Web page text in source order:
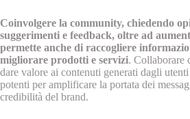
Coinvolgere la community, chiedendo
suggerimenti e feedback, oltre ad
permette anche di raccogliere
migliorare prodotti e servizi. Collaborare
dare valore ai contenuti generati dagli
potenti per amplificare la portata dei
credibilità del brand.